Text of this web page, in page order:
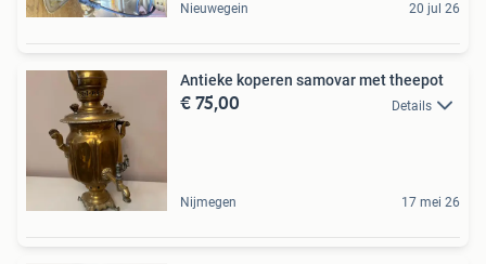
Nieuwegein 20 jul 26
Antieke koperen samovar met theepot
€ 75,00 Details
Nijmegen 17 mei 26